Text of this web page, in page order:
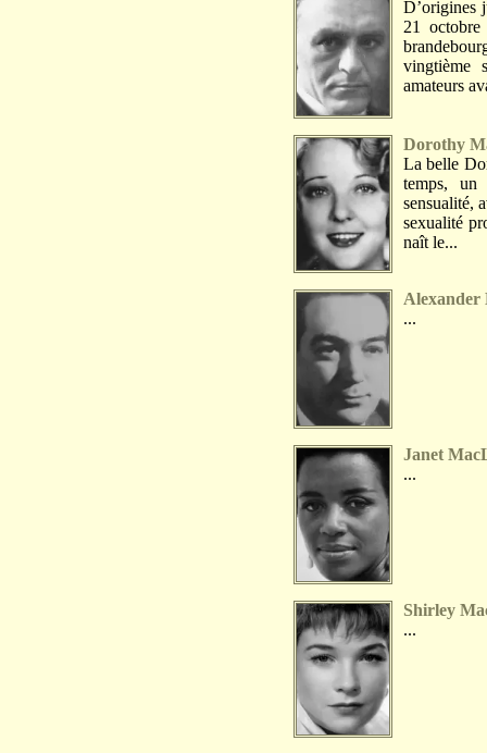
D’origines
21 octobre
vingtième
amateurs
Dorothy
La belle
temps,
sensualité,
sexualité
naît le...
Alexander
...
Janet
...
Shirley
...